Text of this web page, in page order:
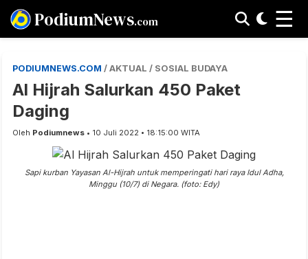
PodiumNews.com ☰
PODIUMNEWS.COM / AKTUAL / SOSIAL BUDAYA
Al Hijrah Salurkan 450 Paket
Daging
Oleh Podiumnews • 10 Juli 2022 • 18:15:00 WITA
Sapi kurban Yayasan Al-Hijrah untuk memperingati hari raya Idul Adha,
Minggu (10/7) di Negara. (foto: Edy)